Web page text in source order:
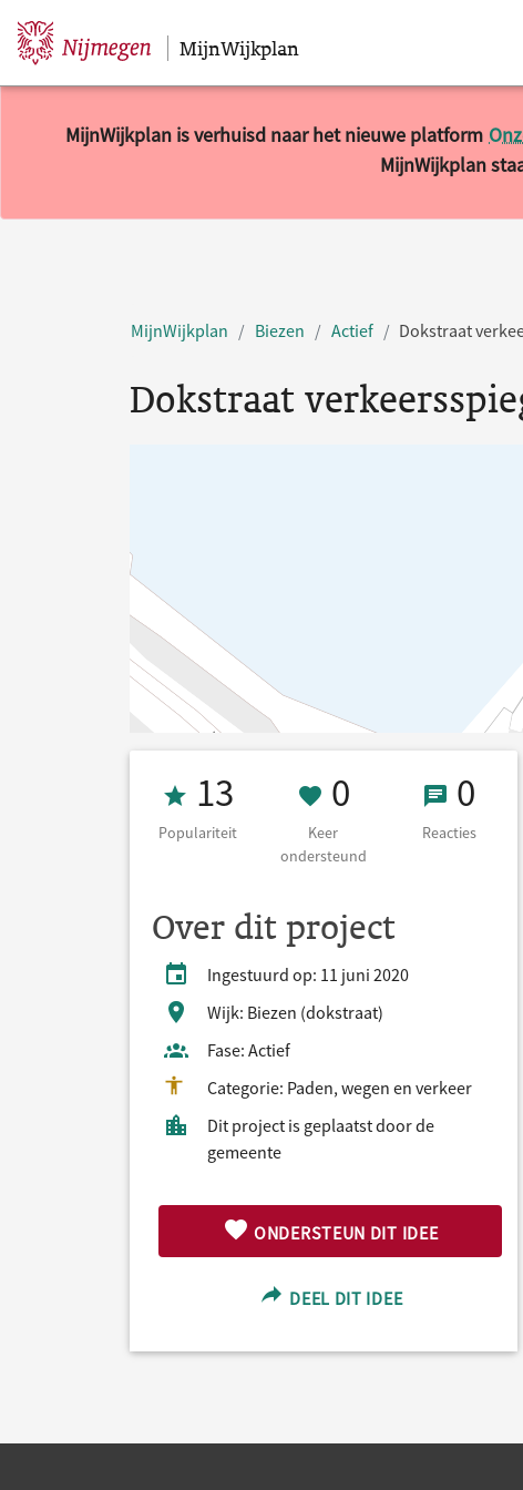
Sla navigatie over MijnWijkplan
MijnWijkplan is verhuisd naar het nieuwe platform
MijnWijkplan
MijnWijkplan Biezen Actief Dokstraat
Dokstraat
Populariteit 13
13
Populariteit
0 Keer
0
Keer
ondersteund
0 0
Reacties
Over dit project
Ingestuurd op: 11 juni 2020
Wijk: Biezen (dokstraat)
Fase: Actief
Categorie: Paden, wegen en verkeer
Dit project is geplaatst door de
gemeente
ONDERSTEUN DIT IDEE
DEEL DIT IDEE